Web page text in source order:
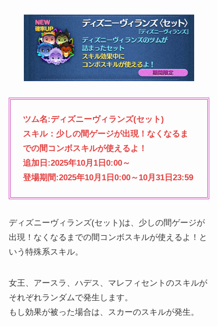
ツム名:ディズニーヴィランズ(セット)
スキル：少しの間ゲージが出現！なくなるま
での間コンボスキルが使えるよ！
追加日:2025年10月1日0:00～
登場期間:2025年10月1日0:00～10月31日23:59
ディズニーヴィランズ(セット)は、少しの間ゲージが
出現！なくなるまでの間コンボスキルが使えるよ！と
いう特殊系スキル。
女王、アースラ、ハデス、マレフィセントのスキルが
それぞれランダムで発生します。
もし効果が被った場合は、スカーのスキルが発生。